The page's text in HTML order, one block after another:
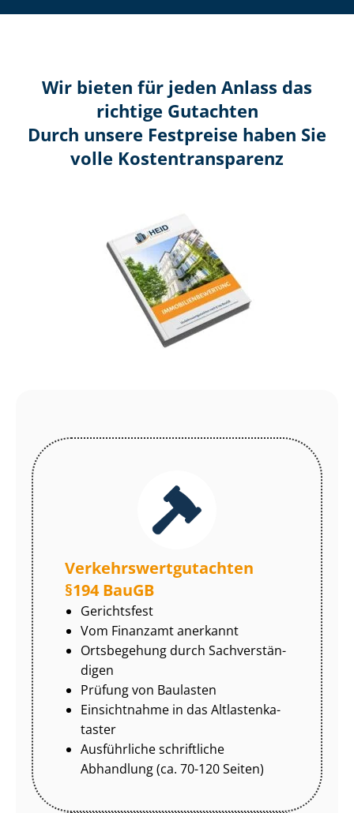
Wir bieten für jeden Anlass das
richtige Gutachten
Durch unsere Festpreise haben Sie
volle Kosten­transparenz
Ver­kehrs­wert­gut­ach­ten
§194 BauGB
Gerichtsfest
Vom Finanzamt anerkannt
Ortsbegehung durch Sach­ver­stän­
di­gen
Prüfung von Baulasten
Einsichtnahme in das Alt­las­ten­ka­
tas­ter
Ausführliche schriftliche
Abhandlung (ca. 70-120 Seiten)